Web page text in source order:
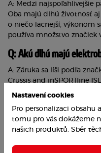
A: Medzi najspoľahlivejšie
Oba majú dlhú životnosť aj
o niečo lacnejší, výkonom
používa množstvo značiek
Q: Akú dlhú majú
A: Záruka sa líši podľa
Crussis and inSPORTline
10-ročná záruka na rám.
Q: Môžem
splátky. Stačí si zvoliť
Nastavení cookies
Pro personalizaci
tomu pro vás dokážeme
našich produktů. Sběr